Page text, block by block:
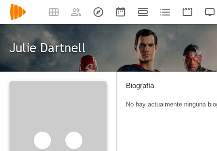
Julie Dartnell
Biografía
No hay actualmente ninguna